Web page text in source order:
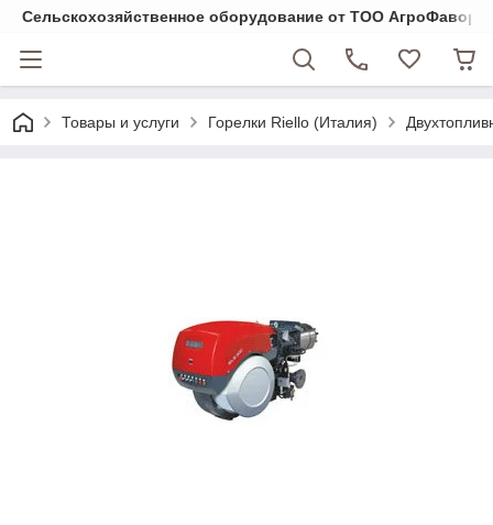
Cельскохозяйственное оборудование от ТОО
Товары и услуги Горелки Riello (Италия)